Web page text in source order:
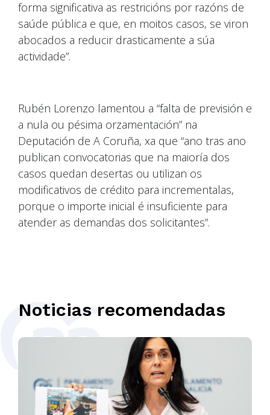
forma significativa as restricións por razóns de
saúde pública e que, en moitos casos, se viron
abocados a reducir drasticamente a súa
actividade”.
Rubén Lorenzo lamentou a “falta de previsión e
a nula ou pésima orzamentación” na
Deputación de A Coruña, xa que “ano tras ano
publican convocatorias que na maioría dos
casos quedan desertas ou utilizan os
modificativos de crédito para incrementalas,
porque o importe inicial é insuficiente para
atender as demandas dos solicitantes”.
Noticias recomendadas